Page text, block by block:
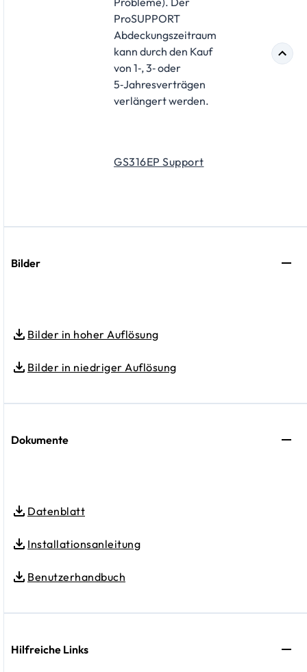
ProSUPPORT
Abdeckungszeitraum
kann durch den Kauf
von 1‑, 3‑ oder
5‑Jahresverträgen
verlängert werden.
GS316EP Support
Bilder
Bilder in hoher Auflösung
Bilder in niedriger Auflösung
Dokumente
Datenblatt
Installationsanleitung
Benutzerhandbuch
Hilfreiche Links